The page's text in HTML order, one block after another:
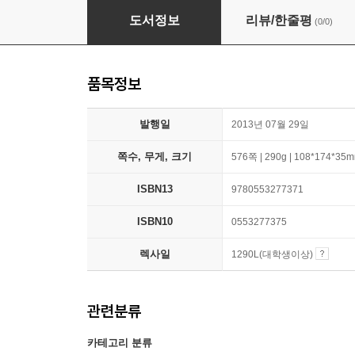
Future Shock
도서정보 리뷰/한줄평 (0/0)
품목정보
발행일 2013년 07월 29일
쪽수, 무게, 크기 576쪽 | 290g |
ISBN13 9780553277371
ISBN10 0553277375
렉사일 1290L(대학생이상)
관련분류
카테고리 분류